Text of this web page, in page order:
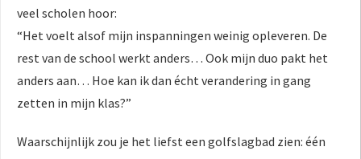
veel scholen hoor:
“Het voelt alsof mijn inspanningen weinig opleveren. De
rest van de school werkt anders… Ook mijn duo pakt het
anders aan… Hoe kan ik dan écht verandering in gang
zetten in mijn klas?”
Waarschijnlijk zou je het liefst een golfslagbad zien: één
van
op
gebruikt